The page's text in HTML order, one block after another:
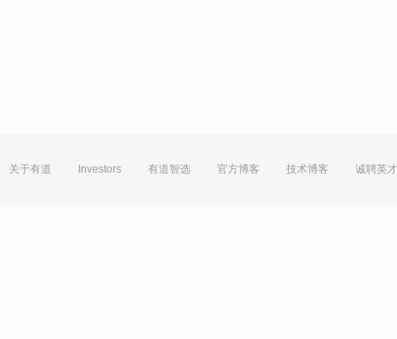
关于有道 Investors 有道智选 官方博客 技术博客 诚聘英才